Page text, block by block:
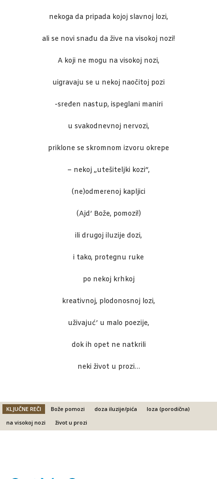
nekoga da pripada kojoj slavnoj lozi,
ali se novi snađu da žive na visokoj nozi!
A koji ne mogu na visokoj nozi,
uigravaju se u nekoj naočitoj pozi
-sređen nastup, ispeglani maniri
u svakodnevnoj nervozi,
priklone se skromnom izvoru okrepe
– nekoj „utešiteljki kozi“,
(ne)odmerenoj kapljici
(Ajd’ Bože, pomozi!)
ili drugoj iluzije dozi,
i tako, protegnu ruke
po nekoj krhkoj
kreativnoj, plodonosnoj lozi,
uživajuć’ u malo poezije,
dok ih opet ne natkrili
neki život u prozi…
KLJUČNE REČI Bože pomozi doza iluzije/pića
loza (porodična)
na visokoj nozi
život u prozi